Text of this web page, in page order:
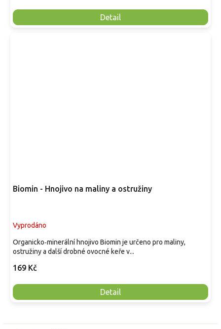
Detail
Biomin - Hnojivo na maliny a ostružiny
Vyprodáno
169 Kč
Detail
Organicko‑minerální hnojivo Biomin je určeno pro maliny,
ostružiny a další drobné ovocné keře v...